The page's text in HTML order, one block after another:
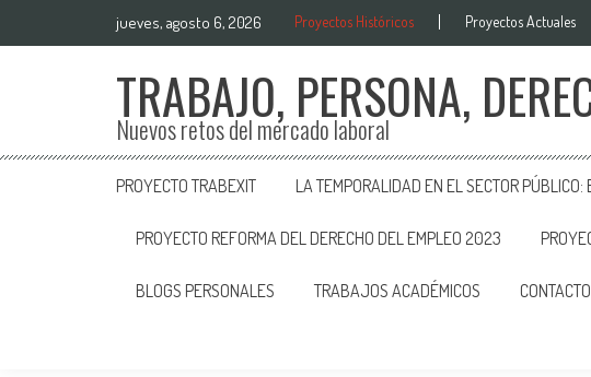
jueves, agosto 6, 2026 Proyectos Históricos Proyectos Actuales
TRABAJO, PERSONA,
Nuevos retos del mercado laboral
PROYECTO TRABEXIT LA TEMPORALIDAD EN EL SECTOR
PROYECTO REFORMA DEL DERECHO DEL EMPLEO 2023
BLOGS PERSONALES TRABAJOS ACADÉMICOS CONTACTO